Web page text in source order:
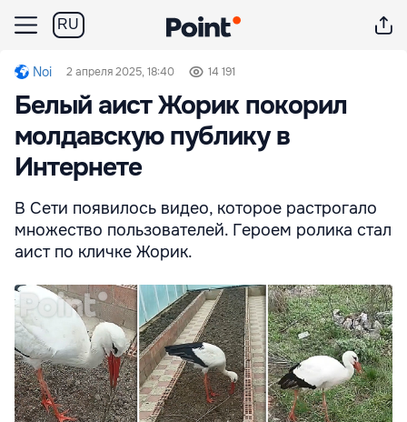
RU
Noi 2 апреля 2025, 18:40 14 191
Белый аист Жорик покорил
молдавскую публику в
Интернете
В Сети появилось видео, которое растрогало
множество пользователей. Героем ролика стал
аист по кличке Жорик.